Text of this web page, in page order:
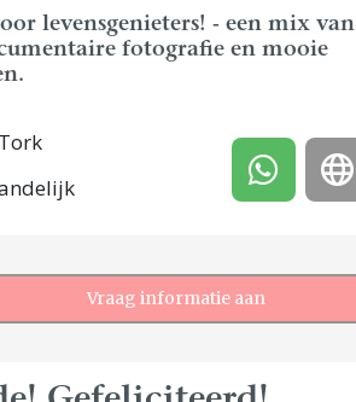
levensgenieters! - een mix van
fotografie en mooie
Vraag informatie aan